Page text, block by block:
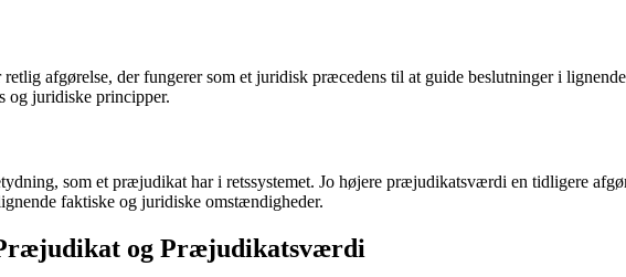
afgørelse, der fungerer som et juridisk præcedens til at guide beslutninger i
og juridiske principper.
som et præjudikat har i retssystemet. Jo højere præjudikatsværdi en tidligere
faktiske og juridiske omstændigheder.
og Præjudikatsværdi